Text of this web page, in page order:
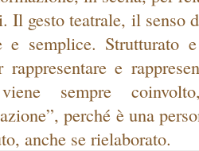
Il gesto teatrale, il senso
e semplice. Strutturato
rappresentare e
sempre
perché è una
anche se rielaborato.